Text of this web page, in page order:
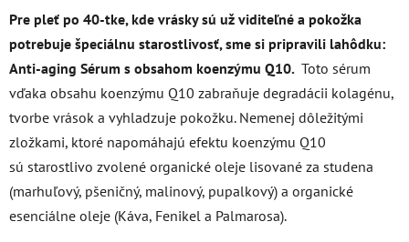
Pre pleť po 40-tke, kde vrásky sú už viditeľné a pokožka
potrebuje špeciálnu starostlivosť, sme si pripravili lahôdku:
Anti-aging Sérum s obsahom koenzýmu Q10. Toto sérum
vďaka obsahu koenzýmu Q10 zabraňuje degradácii kolagénu,
tvorbe vrások a vyhladzuje pokožku. Nemenej dôležitými
zložkami, ktoré napomáhajú efektu koenzýmu Q10
sú starostlivo zvolené organické oleje lisované za studena
(marhuľový, pšeničný, malinový, pupalkový) a organické
esenciálne oleje (Káva, Fenikel a Palmarosa).